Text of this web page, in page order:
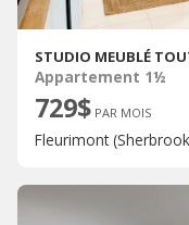
STUDIO MEUBLÉ
Appartement 1½
729$ PAR MOIS
Fleurimont